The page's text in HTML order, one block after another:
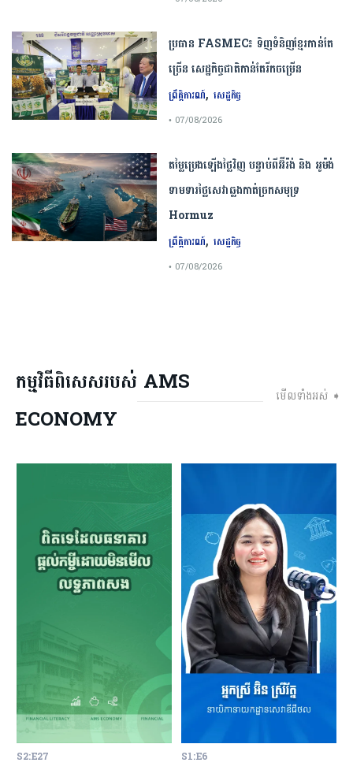
ប្រធាន​​ ​FASMEC​៖​ ​ទិញ​ទំនិញ​ខ្មែរ​កាន់តែ​
ច្រើន​ ​សេដ្ឋកិច្ច​ជាតិ​កាន់តែ​រីកចម្រើន​
ព្រឹត្តិការណ៍, សេដ្ឋកិច្ច
• 07/08/2026
តម្លៃប្រេងឡើងថ្លៃវិញ បន្ទាប់ពីអ៊ីរ៉ង់ និង អូម៉ង់
ទាមទារថ្លៃសេវាឆ្លងកាត់ច្រកសមុទ្រ
Hormuz
ព្រឹត្តិការណ៍, សេដ្ឋកិច្ច
• 07/08/2026
កម្មវិធីពិសេសរបស់ AMS
ECONOMY
មើលទាំងអស់ ➧
S2:E27 S1:E6